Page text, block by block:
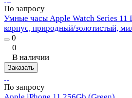
По запросу
Умные часы Apple Watch Series 11
корпус, природный/золотистый,
0
0
В наличии
Заказать
По запросу